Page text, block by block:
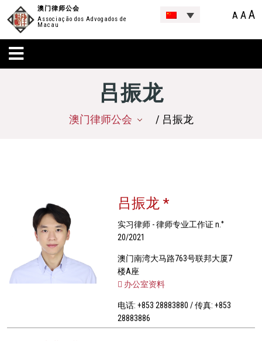
澳门律师公会
Associação dos Advogados de
Macau
A AA
吕振龙
澳门律师公会 / 吕振龙
吕振龙 *
实习律师 - 律师专业工作证 n.°
20/2021
澳门南湾大马路763号联邦大厦7
楼A座
办公室资料
电话: +853 28883880 / 传真: +853
28883886